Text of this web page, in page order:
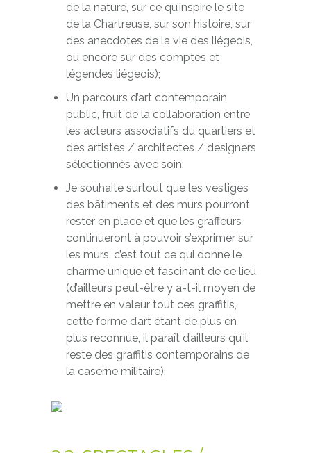
de la nature, sur ce qu’inspire le site
de la Chartreuse, sur son histoire, sur
des anecdotes de la vie des liégeois,
ou encore sur des comptes et
légendes liégeois);
Un parcours d’art contemporain
public, fruit de la collaboration entre
les acteurs associatifs du quartiers et
des artistes / architectes / designers
sélectionnés avec soin;
Je souhaite surtout que les vestiges
des bâtiments et des murs pourront
rester en place et que les graffeurs
continueront à pouvoir s’exprimer sur
les murs, c’est tout ce qui donne le
charme unique et fascinant de ce lieu
(d’ailleurs peut-être y a-t-il moyen de
mettre en valeur tout ces graffitis,
cette forme d’art étant de plus en
plus reconnue, il paraît d’ailleurs qu’il
reste des graffitis contemporains de
la caserne militaire).